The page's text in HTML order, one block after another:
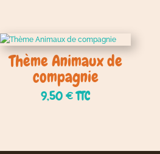
Thème Animaux de
compagnie
9,50€TTC